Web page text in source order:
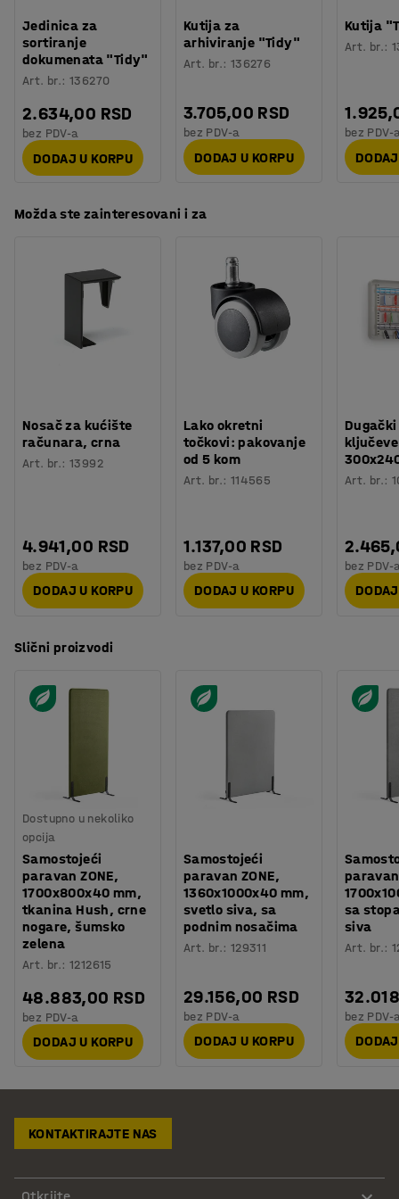
visinske razlike.
Paravani su napravljeni od čvrstog drvenog okvira sa
punjenjem od kamene vune koji upija zvuk i obloženi su
izdržljivom tkaninom. Tkanina ima sertifikat Oeko-Tek.
Težina: 18 kg
Montaža: Potrebno je sklapanje
Testiranje: ISO 354, EN 1023-2, EN 1023-3, EN 1023-1
Jedinica za
sortiranje
dokumenata "Tidy"
Art. br.:136270
2.634,00 RSD
bez PDV-a
DODAJ U KORPU
Kutija za
arhiviranje "Tidy"
Art. br.: 136276
3.705,00 RSD
bez PDV-a
DODAJ U KORPU
Kutija
Art. br.:
bez PDV-
Možda ste zainteresovani i za
Nosač za kućište
računara, crna
Art. br.:13992
4.941,00 RSD
bez PDV-a
DODAJ U KORPU
Lako okretni
točkovi: pakovanje
od 5 kom
Art. br.: 114565
1.137,00 RSD
bez PDV-a
DODAJ U KORPU
Art. br.:
bez PDV-
Slični proizvodi
Dostupno u nekoliko
opcija
Samostojeći
paravan ZONE,
1700x800x40 mm,
tkanina Hush, crne
nogare, šumsko
zelena
Art. br.:1212615
48.883,00 RSD
bez PDV-a
DODAJ U KORPU
Samostojeći
paravan ZONE,
1360x1000x40 mm,
svetlo siva, sa
podnim nosačima
Art. br.: 129311
29.156,00 RSD
bez PDV-a
DODAJ U KORPU
paravan
sa
siva
Art. br.:
bez PDV-
KONTAKTIRAJTE NAS